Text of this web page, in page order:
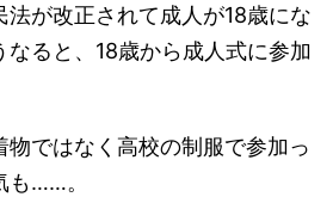
法が改正されて成人が18歳にな
なると、18歳から成人式に参加
物ではなく高校の制服で参加っ
も……。